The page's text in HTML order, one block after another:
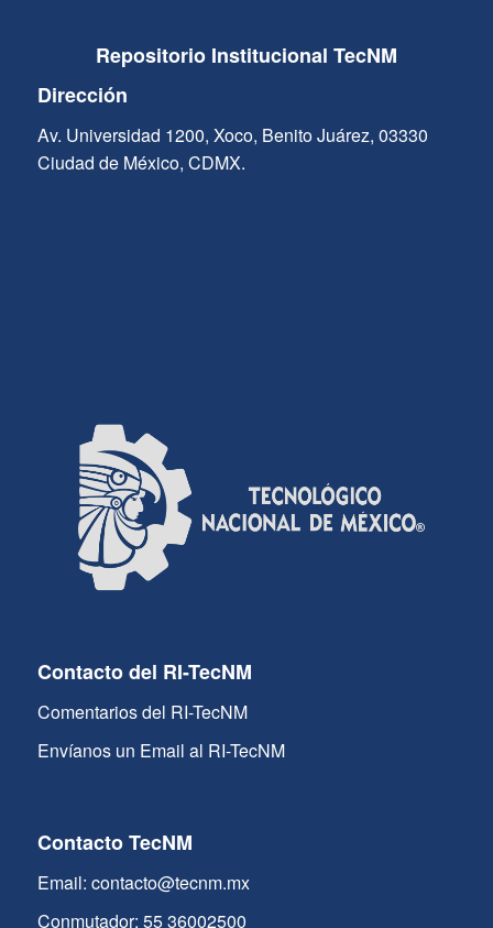
Repositorio Institucional TecNM
Dirección
Av. Universidad 1200, Xoco, Benito Juárez, 03330
Ciudad de México, CDMX.
Contacto del RI-TecNM
Comentarios del RI-TecNM
Envíanos un Email al RI-TecNM
Contacto TecNM
Email: contacto@tecnm.mx
Conmutador: 55 36002500